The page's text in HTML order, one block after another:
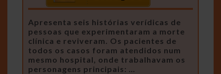
Apresenta seis histórias verídicas de
pessoas que experimentaram a morte
clínica e reviveram. Os pacientes de
todos os casos foram atendidos num
mesmo hospital, onde trabalhavam os
personagens principais: …